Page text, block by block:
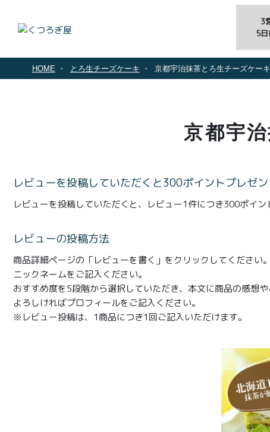
3
5
HOME とろ生チーズケーキ 京都宇治抹茶とろ生チーズケー
京都宇
レビューを投稿していただくと300ポイントプレゼン
レビューを投稿していただくと、レビュー1件につき300ポイン
レビューの投稿方法
商品詳細ページの「レビューを書く」をクリックしてください。
ニックネームをご記入ください。
おすすめ度を5段階から選択していただき、本文に商品の感想や
よろしければプロフィールをご記入ください。
※レビュー投稿は、1商品につき1回ご記入いただけます。